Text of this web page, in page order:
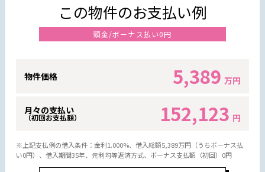
この物件のお支払い例
頭金/ボーナス払い0円
物件価格 5,389 万円
月々の支払い
（初回お支払額） 152,123 円
※上記支払例の借入条件：金利1.000%、借入総額5,389万円（うちボーナス払
い0円）、借入期間35年、元利均等返済方式、ボーナス支払額（初回）0円